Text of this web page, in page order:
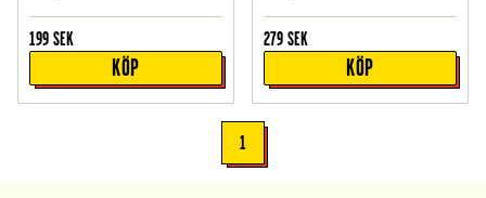
199 SEK
KÖP
279 SEK
KÖP
1